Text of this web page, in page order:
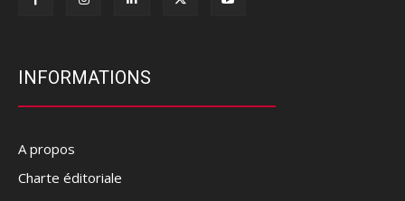
INFORMATIONS
A propos
Charte éditoriale